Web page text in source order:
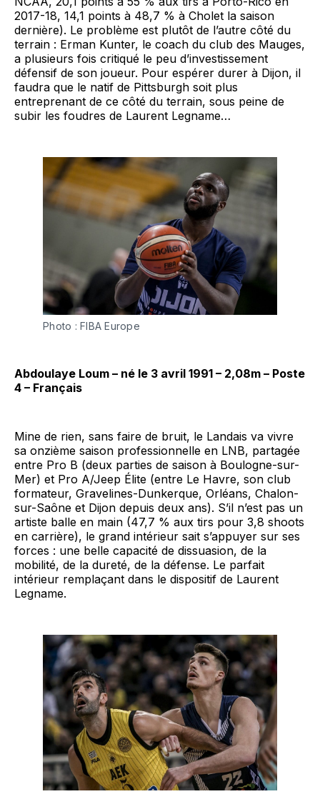
2017-18, 14,1 points à 48,7 % à Cholet la saison
dernière). Le problème est plutôt de l’autre côté du
terrain : Erman Kunter, le coach du club des Mauges,
a plusieurs fois critiqué le peu d’investissement
défensif de son joueur. Pour espérer durer à Dijon, il
faudra que le natif de Pittsburgh soit plus
entreprenant de ce côté du terrain, sous peine de
subir les foudres de Laurent Legname…
Photo : FIBA Europe
Abdoulaye Loum – né le 3 avril 1991 – 2,08m – Poste
4 – Français
Mine de rien, sans faire de bruit, le Landais va vivre
sa onzième saison professionnelle en LNB, partagée
entre Pro B (deux parties de saison à Boulogne-sur-
Mer) et Pro A/Jeep Élite (entre Le Havre, son club
formateur, Gravelines-Dunkerque, Orléans, Chalon-
sur-Saône et Dijon depuis deux ans). S’il n’est pas un
artiste balle en main (47,7 % aux tirs pour 3,8 shoots
en carrière), le grand intérieur sait s’appuyer sur ses
forces : une belle capacité de dissuasion, de la
mobilité, de la dureté, de la défense. Le parfait
intérieur remplaçant dans le dispositif de Laurent
Legname.